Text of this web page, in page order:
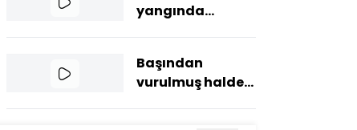
yangında
Başından
vurulmuş halde